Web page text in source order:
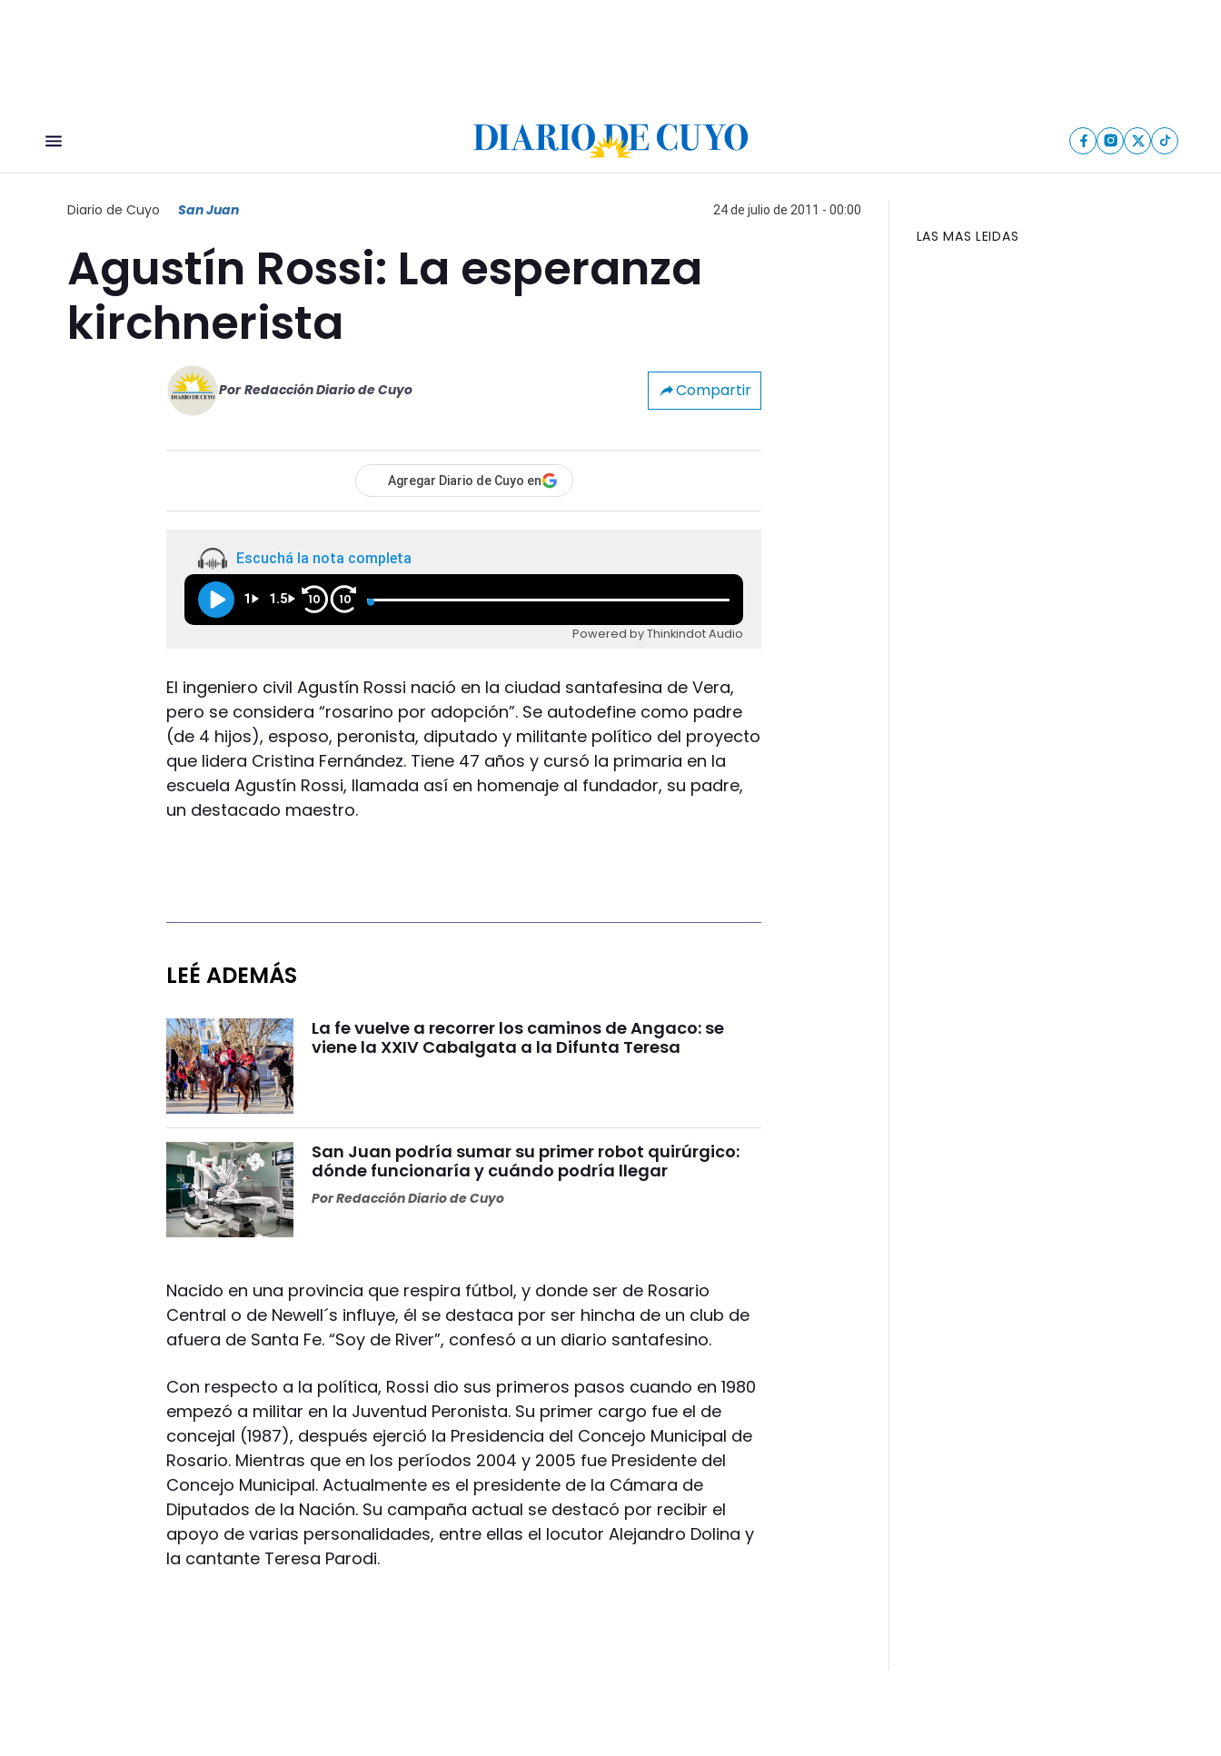
Diario de Cuyo San Juan 24 de julio de 2011 - 00:00
Agustín Rossi: La esperanza
kirchnerista
Por Redacción Diario de Cuyo Compartir
Agregar Diario de Cuyo en
Escuchá la nota completa
1 1.5 10 10
Powered by Thinkindot Audio
El ingeniero civil Agustín Rossi nació en la ciudad santafesina de Vera,
pero se considera “rosarino por adopción”. Se autodefine como padre
(de 4 hijos), esposo, peronista, diputado y militante político del proyecto
que lidera Cristina Fernández. Tiene 47 años y cursó la primaria en la
escuela Agustín Rossi, llamada así en homenaje al fundador, su padre,
un destacado maestro.
LEÉ ADEMÁS
La fe vuelve a recorrer los caminos de Angaco: se
viene la XXIV Cabalgata a la Difunta Teresa
San Juan podría sumar su primer robot quirúrgico:
dónde funcionaría y cuándo podría llegar
PorRedacción Diario de Cuyo
Nacido en una provincia que respira fútbol, y donde ser de Rosario
Central o de Newell´s influye, él se destaca por ser hincha de un club de
afuera de Santa Fe. “Soy de River”, confesó a un diario santafesino.
Con respecto a la política, Rossi dio sus primeros pasos cuando en 1980
empezó a militar en la Juventud Peronista. Su primer cargo fue el de
concejal (1987), después ejerció la Presidencia del Concejo Municipal de
Rosario. Mientras que en los períodos 2004 y 2005 fue Presidente del
Concejo Municipal. Actualmente es el presidente de la Cámara de
Diputados de la Nación. Su campaña actual se destacó por recibir el
apoyo de varias personalidades, entre ellas el locutor Alejandro Dolina y
la cantante Teresa Parodi.
LAS MAS LEIDAS